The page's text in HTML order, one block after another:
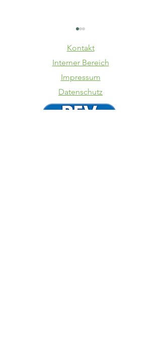
Volksfest
Kontakt
Interner Bereich
Impressum
Datenschutz